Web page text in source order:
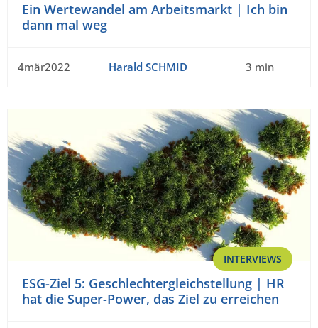
Ein Wertewandel am Arbeitsmarkt | Ich bin
dann mal weg
4mär2022 Harald SCHMID 3 min
INTERVIEWS
ESG-Ziel 5: Geschlechtergleichstellung | HR
hat die Super-Power, das Ziel zu erreichen